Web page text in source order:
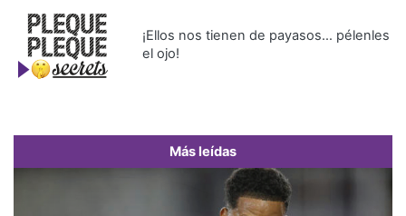
¡Ellos nos tienen de payasos… pélenles
el ojo!
Más leídas